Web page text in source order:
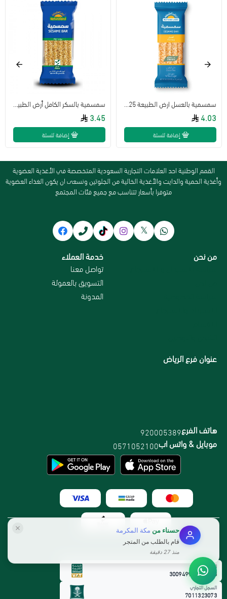
4.03
إضافة للسلة
3.45
إضافة للسلة
القمم الوطنية احد العلامات التجارية السعودية المتخصصة في الأغذية العضوية
وأغذية الحمية والدايت والأغذية الخالية من الجلوتين ونسعى ان يكون الغذاء العضوية
متوفرا بأسعار تتناسب مع جميع فئات المجتمع
من نحن خدمة العملاء
تواصل معنا
التسويق بالعمولة
المدونة
عنوان فرع الرياض
هاتف الفرع920005389
موبايل & واتس اب0571052100
الرقم الضريبي:
300949912800003
السجل التجاري
7011323073
حسناء من مكة المكرمة
قام بالطلب من المتجر
منذ 27 دقيقة